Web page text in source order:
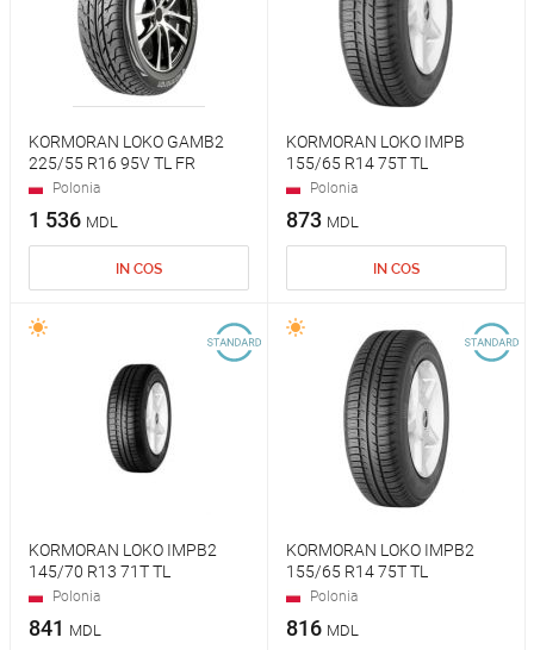
KORMORAN LOKO GAMB2
225/55 R16 95V TL FR
Polonia
1 536 MDL
IN COS
KORMORAN LOKO IMPB
155/65 R14 75T TL
Polonia
873 MDL
IN COS
KORMORAN LOKO IMPB2
145/70 R13 71T TL
Polonia
841 MDL
KORMORAN LOKO IMPB2
155/65 R14 75T TL
Polonia
816 MDL